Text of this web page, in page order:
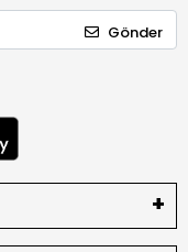
Gönder